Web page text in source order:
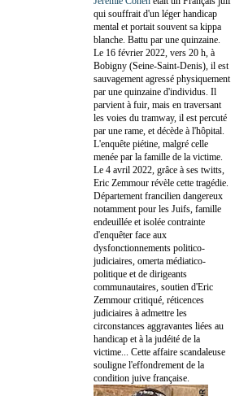
qui souffrait d'un léger handicap
mental et portait souvent sa kippa
blanche. Battu par une quinzaine.
Le 16 février 2022, vers 20 h, à
Bobigny (Seine-Saint-Denis), il est
sauvagement agressé physiquement
par une quinzaine d'individus. Il
parvient à fuir, mais en traversant
les voies du tramway, il est percuté
par une rame, et décède à l'hôpital.
L'enquête piétine, malgré celle
menée par la famille de la victime.
Le 4 avril 2022, grâce à ses twitts,
Eric Zemmour révèle cette tragédie.
Département francilien dangereux
notamment pour les Juifs, famille
endeuillée et isolée contrainte
d'enquêter face aux
dysfonctionnements politico-
judiciaires, omerta médiatico-
politique et de dirigeants
communautaires, soutien d'Eric
Zemmour critiqué, réticences
judiciaires à admettre les
circonstances aggravantes liées au
handicap et à la judéité de la
victime... Cette affaire scandaleuse
souligne l'effondrement de la
condition juive française.